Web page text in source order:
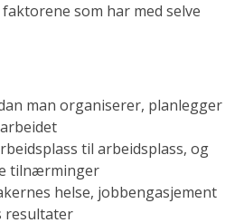
som har med selve
man organiserer, planlegger
til arbeidsplass, og
tilnærminger
helse, jobbengasjement
resultater